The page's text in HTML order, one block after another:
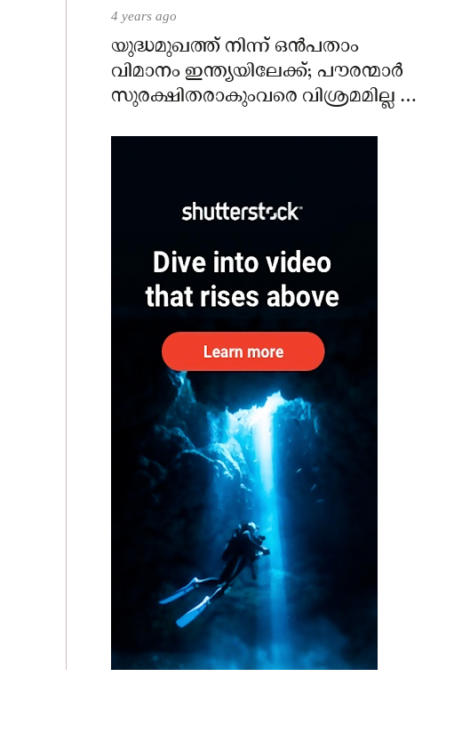
4 years ago
യുദ്ധമുഖത്ത് നിന്ന് ഒൻപതാം
വിമാനം ഇന്ത്യയിലേക്ക്; പൗരന്മാർ
സുരക്ഷിതരാകുംവരെ വിശ്രമമില്ല –